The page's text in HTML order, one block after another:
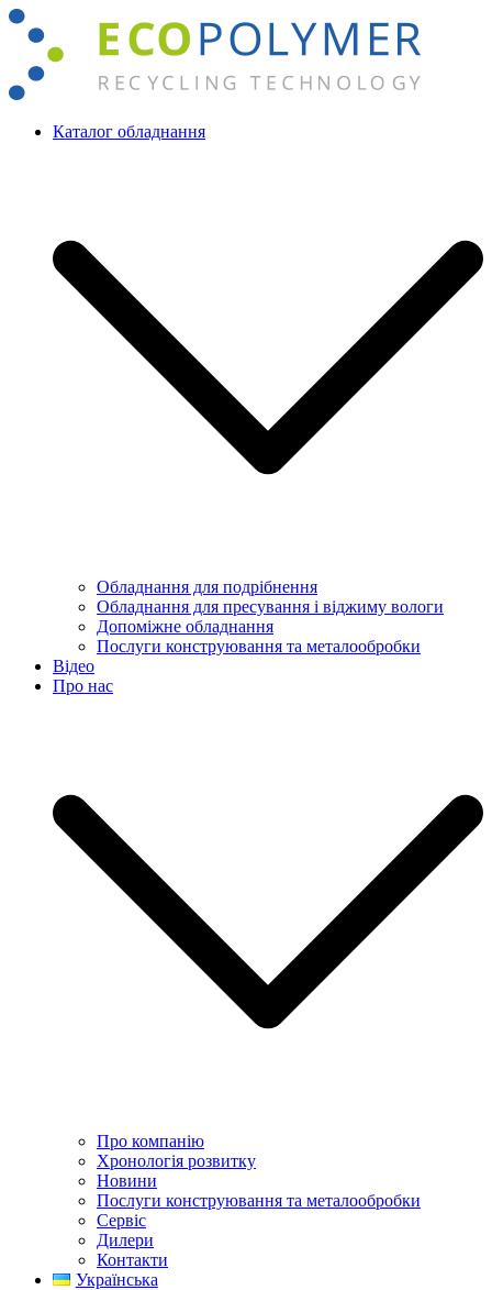
Перейти
вмісту
Каталог обладнання
Обладнання для подрібнення
Обладнання для пресування і віджиму вологи
Допоміжне обладнання
Послуги конструювання та металообробки
Відео
Про нас
Про компанію
Хронологія розвитку
Новини
Послуги конструювання та металообробки
Сервіс
Дилери
Контакти
Українська